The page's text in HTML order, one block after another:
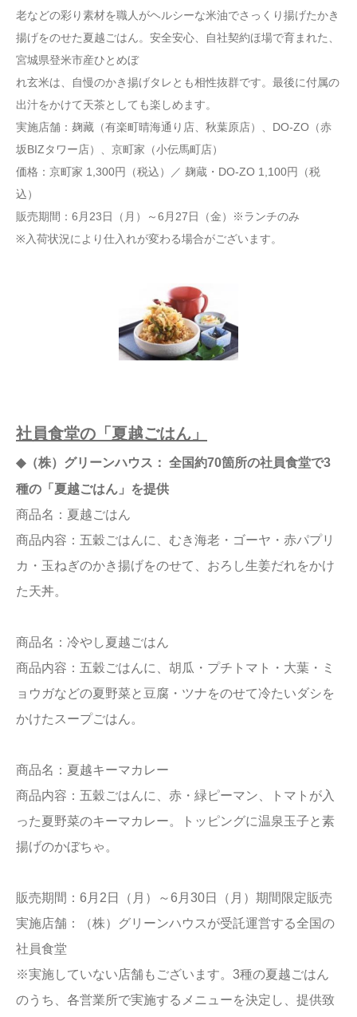
老などの彩り素材を職人がヘルシーな米油でさっくり揚げたかき
揚げをのせた夏越ごはん。安全安心、自社契約ほ場で育まれた、
宮城県登米市産ひとめぼ
れ玄米は、自慢のかき揚げタレとも相性抜群です。最後に付属の
出汁をかけて天茶としても楽しめます。
実施店舗：麹藏（有楽町晴海通り店、秋葉原店）、DO-ZO（赤
坂BIZタワー店）、京町家（小伝馬町店）
価格：京町家 1,300円（税込）／ 麹蔵・DO-ZO 1,100円（税
込）
販売期間：6月23日（月）～6月27日（金）※ランチのみ
※入荷状況により仕入れが変わる場合がございます。
社員食堂の「夏越ごはん」
◆（株）グリーンハウス： 全国約70箇所の社員食堂で3
種の「夏越ごはん」を提供
商品名：夏越ごはん
商品内容：五穀ごはんに、むき海老・ゴーヤ・赤パプリ
カ・玉ねぎのかき揚げをのせて、おろし生姜だれをかけ
た天丼。
商品名：冷やし夏越ごはん
商品内容：五穀ごはんに、胡瓜・プチトマト・大葉・ミ
ョウガなどの夏野菜と豆腐・ツナをのせて冷たいダシを
かけたスープごはん。
商品名：夏越キーマカレー
商品内容：五穀ごはんに、赤・緑ピーマン、トマトが入
った夏野菜のキーマカレー。トッピングに温泉玉子と素
揚げのかぼちゃ。
販売期間：6月2日（月）～6月30日（月）期間限定販売
実施店舗：（株）グリーンハウスが受託運営する全国の
社員食堂
※実施していない店舗もございます。3種の夏越ごはん
のうち、各営業所で実施するメニューを決定し、提供致